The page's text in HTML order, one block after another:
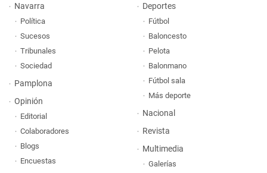
Navarra
Política
Sucesos
Tribunales
Sociedad
Pamplona
Opinión
Editorial
Colaboradores
Blogs
Encuestas
Deportes
Fútbol
Baloncesto
Pelota
Balonmano
Fútbol sala
Más deporte
Nacional
Revista
Multimedia
Galerías